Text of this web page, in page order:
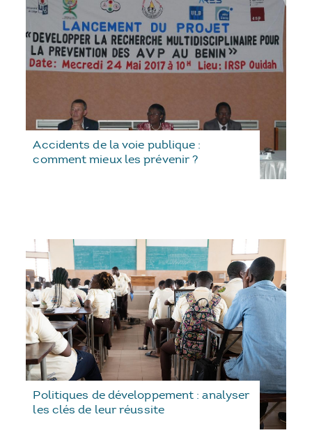
Accidents de la voie publique :
comment mieux les prévenir ?
Politiques de développement : analyser
les clés de leur réussite